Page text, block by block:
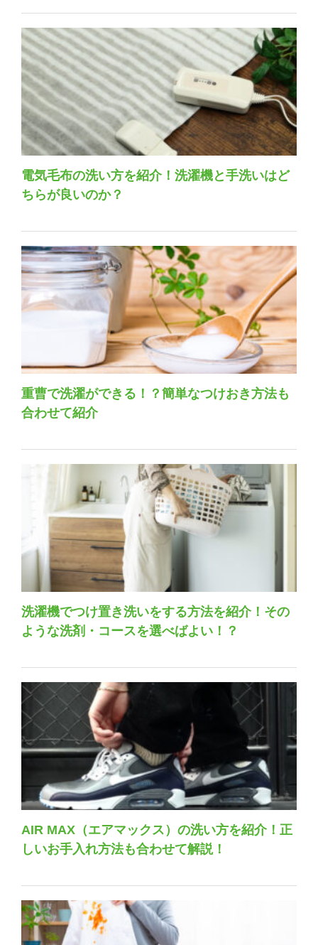
電気毛布の洗い方を紹介！洗濯機と手洗いはど
ちらが良いのか？
重曹で洗濯ができる！？簡単なつけおき方法も
合わせて紹介
洗濯機でつけ置き洗いをする方法を紹介！その
ような洗剤・コースを選べばよい！？
AIR MAX（エアマックス）の洗い方を紹介！正
しいお手入れ方法も合わせて解説！